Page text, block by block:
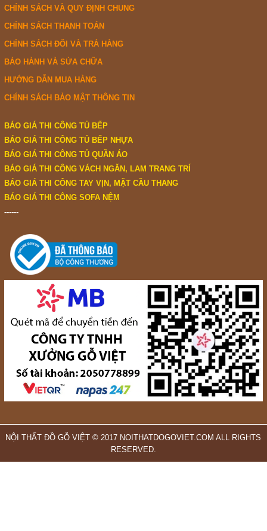
CHÍNH SÁCH VÀ QUY ĐỊNH CHUNG
CHÍNH SÁCH THANH TOÁN
CHÍNH SÁCH ĐỔI VÀ TRẢ HÀNG
BẢO HÀNH VÀ SỬA CHỮA
HƯỚNG DẪN MUA HÀNG
CHÍNH SÁCH BẢO MẬT THÔNG TIN
BÁO GIÁ THI CÔNG TỦ BẾP
BÁO GIÁ THI CÔNG TỦ BẾP NHỰA
BÁO GIÁ THI CÔNG TỦ QUẦN ÁO
BÁO GIÁ THI CÔNG VÁCH NGĂN, LAM TRANG TRÍ
BÁO GIÁ THI CÔNG TAY VỊN, MẶT CẦU THANG
BÁO GIÁ THI CÔNG SOFA NỆM
------
NỘI THẤT ĐỒ GỖ VIỆT © 2017 NOITHATDOGOVIET.COM ALL RIGHTS
RESERVED.